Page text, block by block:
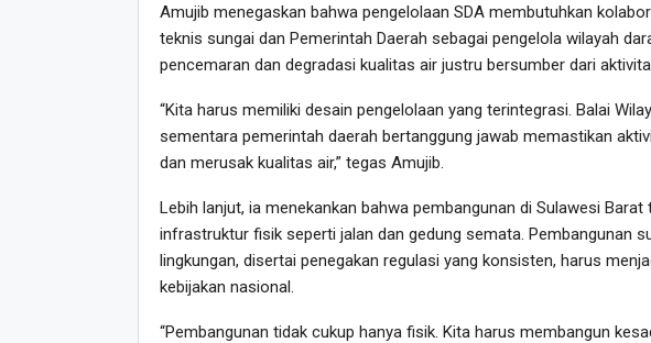
Amujib menegaskan bahwa pengelolaan SDA membutuhkan
teknis sungai dan Pemerintah Daerah sebagai pengelola wilayah
pencemaran dan degradasi kualitas air justru bersumber dari
“Kita harus memiliki desain pengelolaan yang terintegrasi. Balai
sementara pemerintah daerah bertanggung jawab memastikan
dan merusak kualitas air,” tegas Amujib.
Lebih lanjut, ia menekankan bahwa pembangunan di Sulawesi
infrastruktur fisik seperti jalan dan gedung semata. Pembangunan
lingkungan, disertai penegakan regulasi yang konsisten, harus
kebijakan nasional.
“Pembangunan tidak cukup hanya fisik. Kita harus membangun